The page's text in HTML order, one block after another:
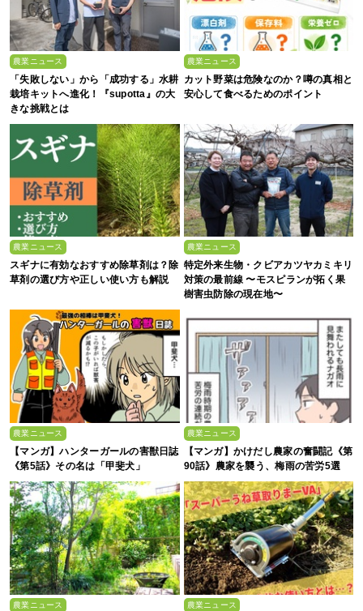
農業ニュース
「失敗しない」から「成功する」水耕
栽培キットへ進化！『supotta』の大
きな挑戦とは
農業ニュース
カット野菜は危険なのか？噂の真相と
安心して食べるためのポイント
農業ニュース
スギナに有効なおすすめ除草剤は？除
草剤の選び方や正しい使い方も解説
農業ニュース
特定外来生物・クビアカツヤカミキリ
対策の最前線 〜モスピランが拓く果
樹害虫防除の現在地〜
農業ニュース
【マンガ】ハンターガールの害獣日誌
《第5話》その名は「甲斐犬」
農業ニュース
【マンガ】かけだし農家の奮闘記《第
90話》農家を襲う、梅雨の苦労5選
農業ニュース 農業ニュース